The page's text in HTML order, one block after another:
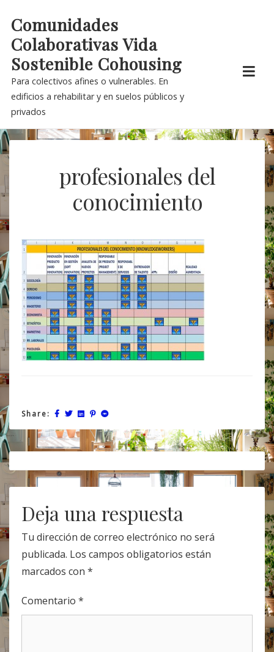
content
Comunidades
Colaborativas Vida
Sostenible Cohousing
Para colectivos afines o vulnerables. En
edificios a rehabilitar y en suelos públicos y
privados
profesionales del
conocimiento
Share:
Post
navigation
Deja una respuesta
Tu dirección de correo electrónico no será
publicada. Los campos obligatorios están
marcados con *
Comentario *